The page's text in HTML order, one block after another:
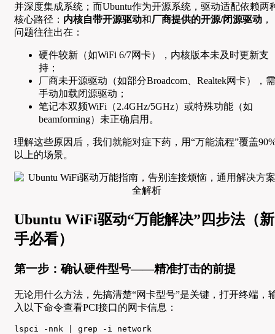
并深度集成系统；而Ubuntu作为开源系统，驱动适配依赖两
核心路径： 内核自带开源驱动和厂商提供的开源/闭源驱动 ，
问题往往出在：
硬件较新（如WiFi 6/7网卡），内核版本未及时更新支
持；
厂商未开源驱动（如部分Broadcom、Realtek网卡），需
手动加载闭源驱动；
笔记本双频WiFi（2.4GHz/5GHz）或特殊功能（如
beamforming）未正确启用。
理解这些原因后，我们就能对症下药，用“万能流程”覆盖
以上的场景。
Ubuntu WiFi驱动“万能解决”四步法（新
手必看）
第一步：确认硬件型号——精准打击的前提
无论用什么方法，先搞清楚“网卡型号”是关键，打开终端，
入以下命令查看PCI接口的网卡信息：
lspci -nnk | grep -i network